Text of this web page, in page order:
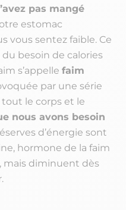
pas mangé
estomac
vous sentez faible. Ce
besoin de calories
s’appelle faim
par une série
tout le corps et le
nous avons besoin
d’énergie sont
hormone de la faim
diminuent dès